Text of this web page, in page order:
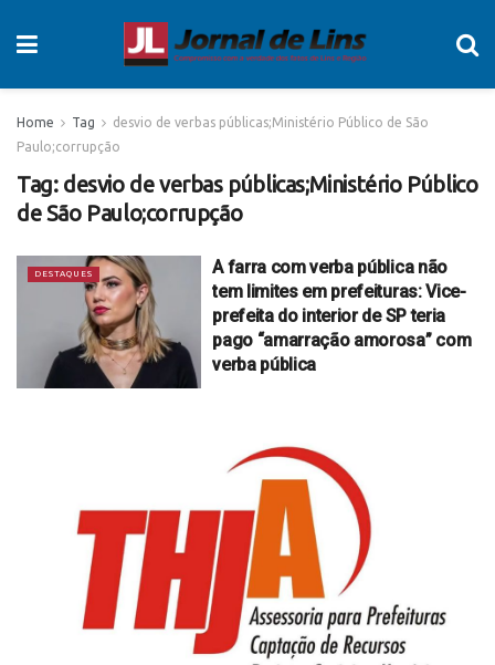
Home Tag
desvio de verbas públicas;Ministério Público de São
Paulo;corrupção
Tag: desvio de verbas públicas;Ministério Público
de São Paulo;corrupção
DESTAQUES
A farra com verba pública não
tem limites em prefeituras: Vice-
prefeita do interior de SP teria
pago “amarração amorosa” com
verba pública